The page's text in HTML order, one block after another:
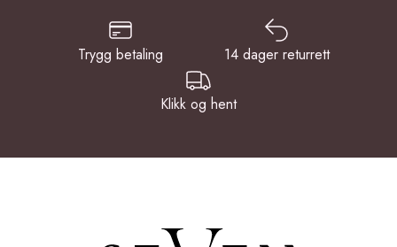
Trygg betaling 14 dager returrett
Klikk og hent